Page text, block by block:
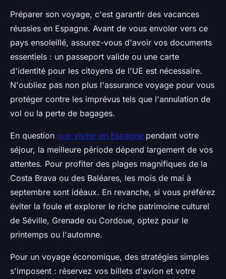
Préparer son voyage, c'est garantir des vacances
réussies en Espagne. Avant de vous envoler vers ce
pays ensoleillé, assurez-vous d'avoir vos documents
essentiels : un passeport valide ou une carte
d'identité pour les citoyens de l'UE est nécessaire.
N'oubliez pas non plus l'assurance voyage pour vous
protéger contre les imprévus tels que l'annulation de
vol ou la perte de bagages.
En question que visiter en Espagne pendant votre
séjour, la meilleure période dépend largement de vos
attentes. Pour profiter des plages magnifiques de la
Costa Brava ou des Baléares, les mois de mai à
septembre sont idéaux. En revanche, si vous préférez
éviter la foule et explorer le riche patrimoine culturel
de Séville, Grenade ou Cordoue, optez pour le
printemps ou l'automne.
Pour un voyage économique, des stratégies simples
s'imposent : réservez vos billets d'avion et votre